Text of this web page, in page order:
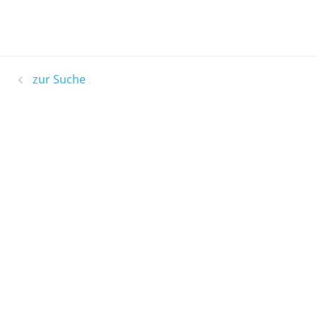
zur Suche